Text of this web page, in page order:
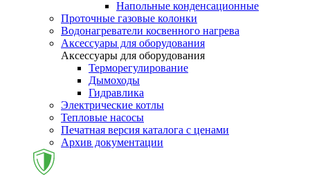
Напольные конденсационные
Проточные газовые колонки
Водонагреватели косвенного нагрева
Аксессуары для оборудования
Аксессуары для оборудования
Терморегулирование
Дымоходы
Гидравлика
Электрические котлы
Тепловые насосы
Печатная версия каталога с ценами
Архив документации